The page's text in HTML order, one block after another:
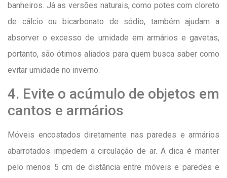
banheiros. Já as versões naturais, como potes com cloreto
de cálcio ou bicarbonato de sódio, também ajudam a
absorver o excesso de umidade em armários e gavetas,
portanto, são ótimos aliados para quem busca saber como
evitar umidade no inverno.
4. Evite o acúmulo de objetos em
cantos e armários
Móveis encostados diretamente nas paredes e armários
abarrotados impedem a circulação de ar. A dica é manter
pelo menos 5 cm de distância entre móveis e paredes e